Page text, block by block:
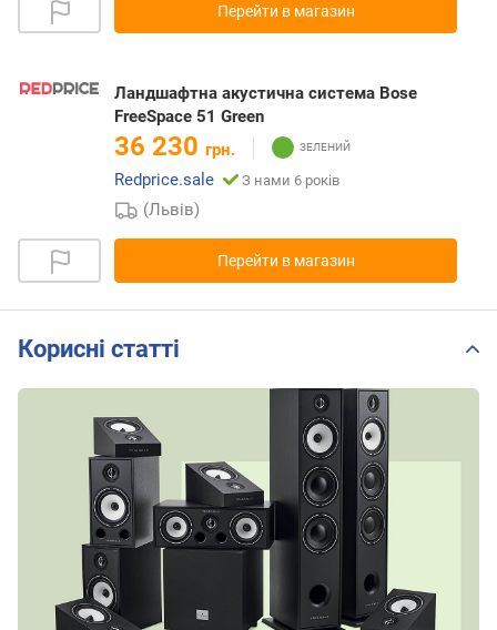
Перейти в магазин
Ландшафтна акустична система Bose
FreeSpace 51 Green
36 230 грн.
Redprice.sale
З нами 6 років
(Львів)
Перейти в магазин
Корисні статті